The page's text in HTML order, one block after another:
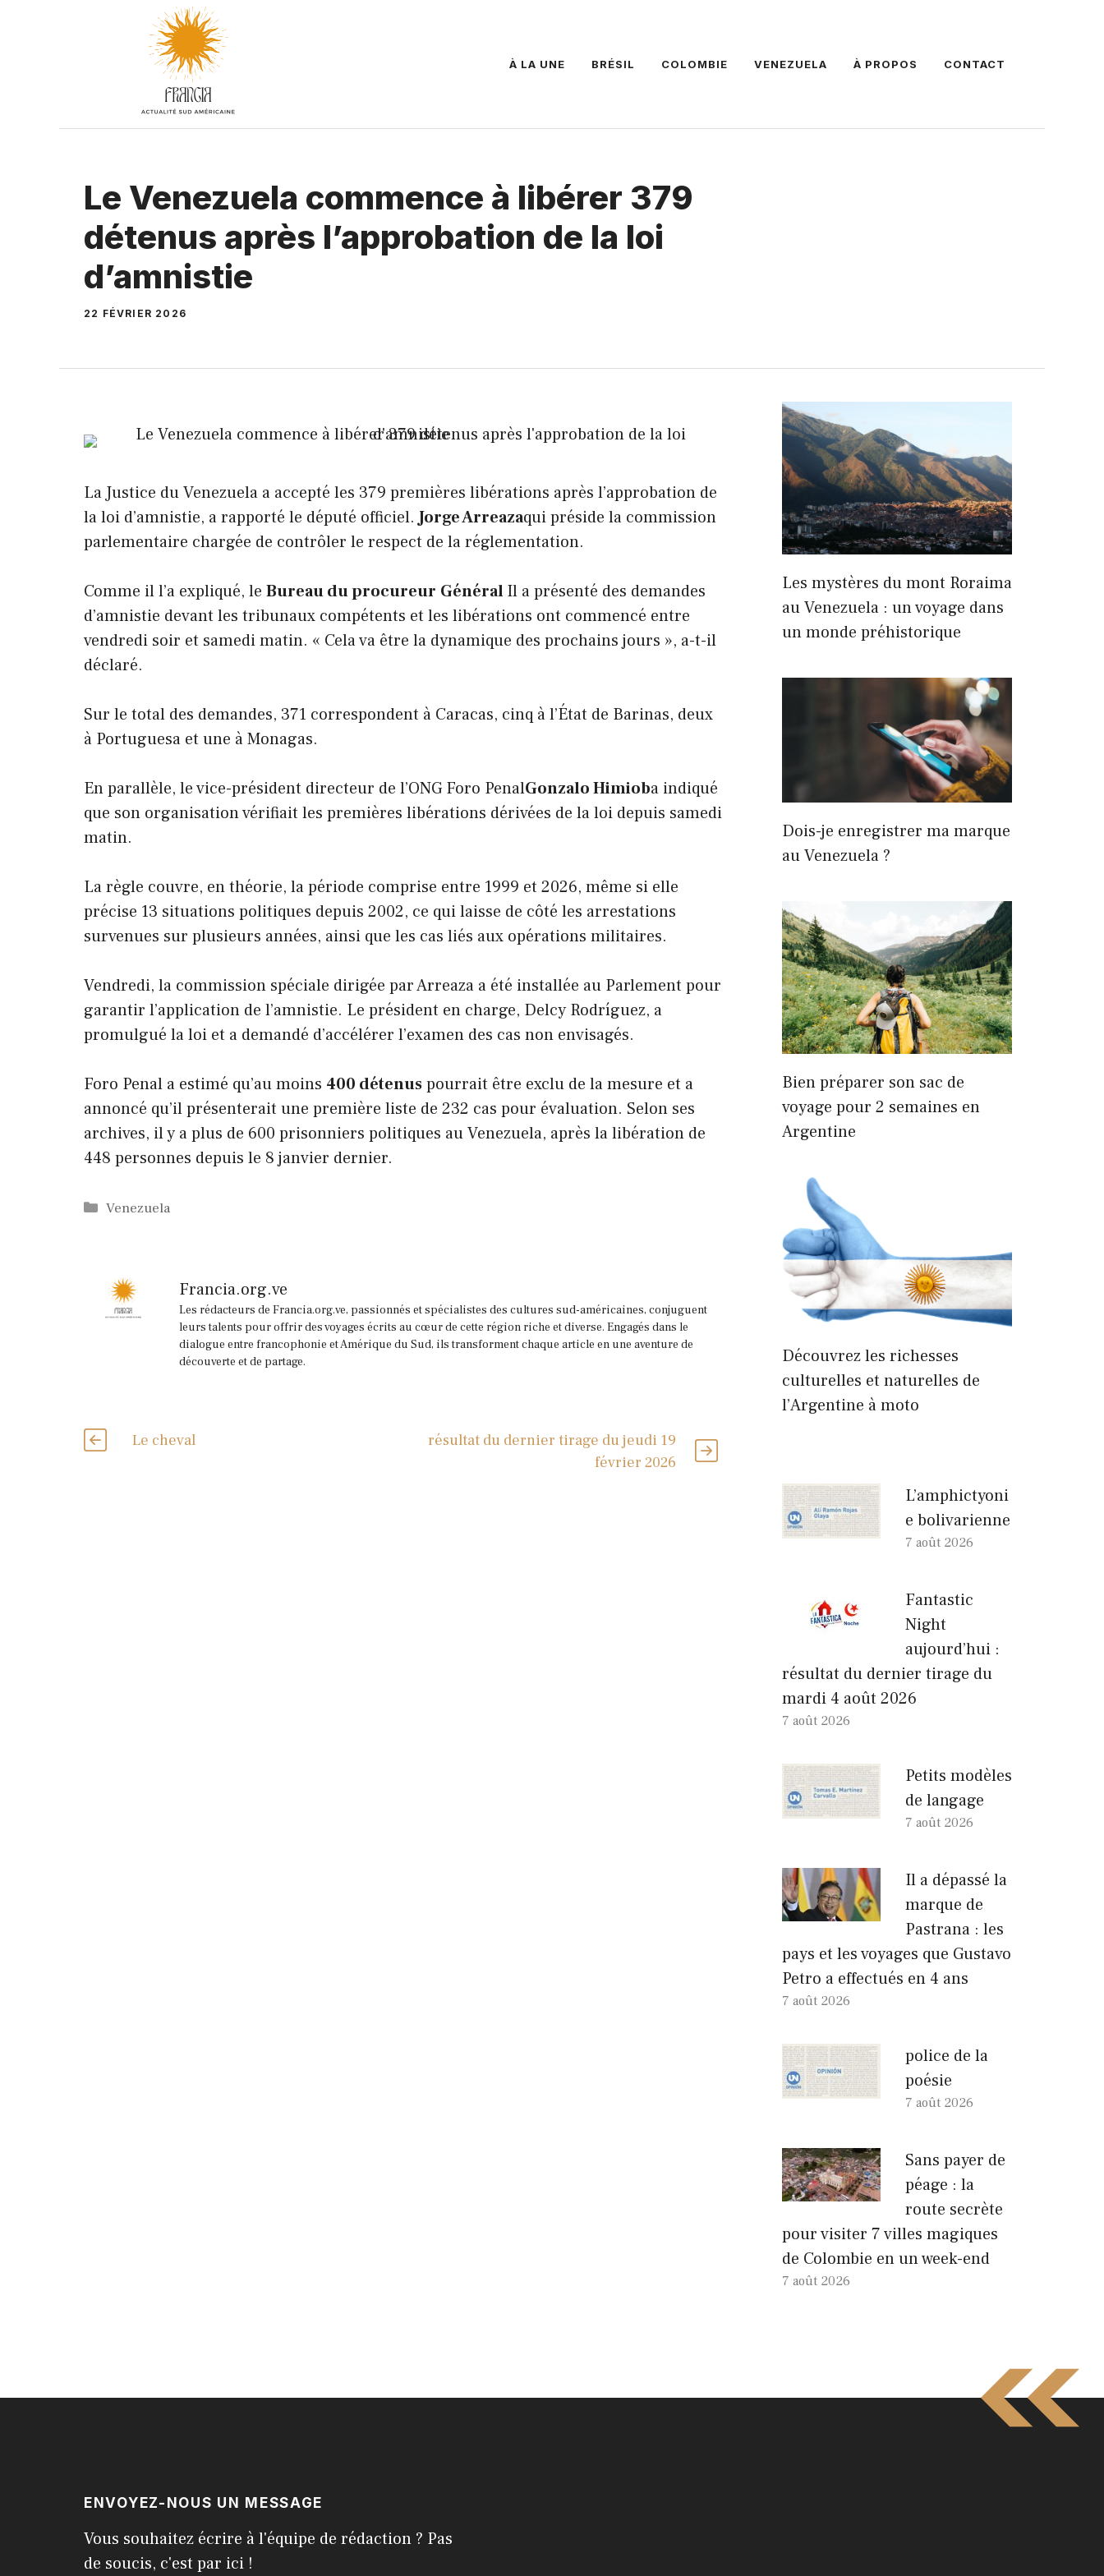
À LA UNE BRÉSIL COLOMBIE VENEZUELA À PROPOS CONTACT
Le Venezuela commence à libérer 379
détenus après l’approbation de la loi
d’amnistie
22 FÉVRIER 2026
La Justice du Venezuela a accepté les 379 premières libérations après l’approbation de
la loi d’amnistie, a rapporté le député officiel.Jorge Arreazaqui préside la commission
parlementaire chargée de contrôler le respect de la réglementation.
Comme il l’a expliqué, le Bureau du procureur GénéralIl a présenté des demandes
d’amnistie devant les tribunaux compétents et les libérations ont commencé entre
vendredi soir et samedi matin. « Cela va être la dynamique des prochains jours », a-t-il
déclaré.
Sur le total des demandes, 371 correspondent à Caracas, cinq à l’État de Barinas, deux
à Portuguesa et une à Monagas.
En parallèle, le vice-président directeur de l’ONG Foro PenalGonzalo Himioba indiqué
que son organisation vérifiait les premières libérations dérivées de la loi depuis samedi
matin.
La règle couvre, en théorie, la période comprise entre 1999 et 2026, même si elle
précise 13 situations politiques depuis 2002, ce qui laisse de côté les arrestations
survenues sur plusieurs années, ainsi que les cas liés aux opérations militaires.
Vendredi, la commission spéciale dirigée par Arreaza a été installée au Parlement pour
garantir l’application de l’amnistie. Le président en charge, Delcy Rodríguez, a
promulgué la loi et a demandé d’accélérer l’examen des cas non envisagés.
Foro Penal a estimé qu’au moins 400 détenuspourrait être exclu de la mesure et a
annoncé qu’il présenterait une première liste de 232 cas pour évaluation. Selon ses
archives, il y a plus de 600 prisonniers politiques au Venezuela, après la libération de
448 personnes depuis le 8 janvier dernier.
Catégories
Venezuela
Francia.org.ve
Les rédacteurs de Francia.org.ve, passionnés et spécialistes des cultures sud-américaines, conjuguent
leurs talents pour offrir des voyages écrits au cœur de cette région riche et diverse. Engagés dans le
dialogue entre francophonie et Amérique du Sud, ils transforment chaque article en une aventure de
découverte et de partage.
Le cheval
résultat du dernier tirage du jeudi 19
février 2026
Les mystères du mont Roraima
au Venezuela : un voyage dans
un monde préhistorique
Dois-je enregistrer ma marque
au Venezuela ?
Bien préparer son sac de
voyage pour 2 semaines en
Argentine
Découvrez les richesses
culturelles et naturelles de
l’Argentine à moto
L’amphictyoni
e bolivarienne
7 août 2026
Fantastic
Night
aujourd’hui :
résultat du dernier tirage du
mardi 4 août 2026
7 août 2026
Petits modèles
de langage
7 août 2026
Il a dépassé la
marque de
Pastrana : les
pays et les voyages que Gustavo
Petro a effectués en 4 ans
7 août 2026
police de la
poésie
7 août 2026
Sans payer de
péage : la
route secrète
pour visiter 7 villes magiques
de Colombie en un week-end
7 août 2026
ENVOYEZ-NOUS UN MESSAGE
Vous souhaitez écrire à l'équipe de rédaction ? Pas
de soucis, c'est par ici !